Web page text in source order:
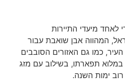
מיעדי התיירות
המהווה אבן שואבת עבור
כמו גם האזורים הסובבים
תפארתו, בשילוב עם מזג
רוב ימות השנה.